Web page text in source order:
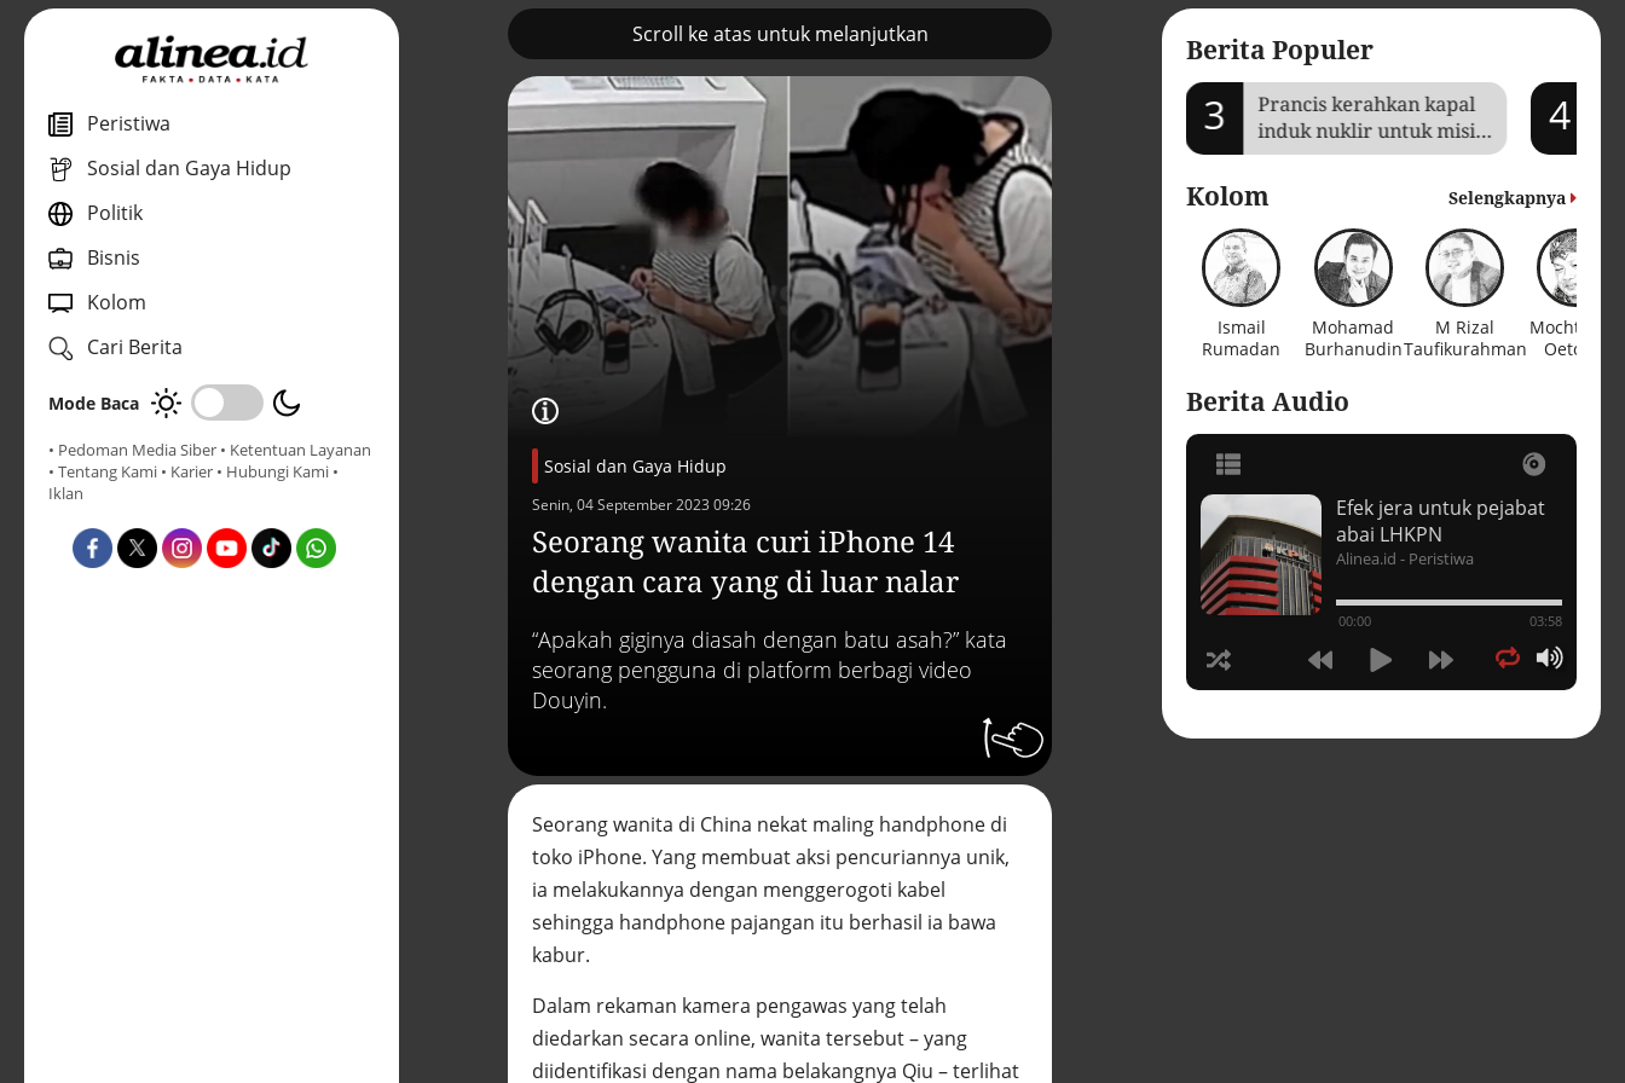
Peristiwa
Sosial dan Gaya Hidup
Politik
Bisnis
Kolom
Cari Berita
Mode Baca
• Pedoman Media Siber • Ketentuan Layanan
• Tentang Kami • Karier • Hubungi Kami •
Iklan
Scroll ke atas untuk melanjutkan
Sosial dan Gaya Hidup
Senin, 04 September 2023 09:26
Seorang wanita curi iPhone 14
dengan cara yang di luar nalar
“Apakah giginya diasah dengan batu asah?” kata
seorang pengguna di platform berbagi video
Douyin.
Seorang wanita di China nekat maling handphone di
toko iPhone. Yang membuat aksi pencuriannya unik,
ia melakukannya dengan menggerogoti kabel
sehingga handphone pajangan itu berhasil ia bawa
kabur.
Dalam rekaman kamera pengawas yang telah
diedarkan secara online, wanita tersebut – yang
diidentifikasi dengan nama belakangnya Qiu – terlihat
Berita Populer
1
Pemulihan ekonomi Aceh
terus diakselerasi
2
Tambahan TKD
menggerakkan 42
kegiatan di
Lhokseumawe
3
Prancis kerahkan kapal
induk nuklir untuk misi
Selat Hormuz
4
Kolom Selengkapnya
Ismail
Rumadan
Mohamad
Burhanudin
M Rizal
Taufikurahman
Mochtar W.
Oetomo
Berita Audio
abai LHKPN
Alinea.id - Peristiwa
ditemukan di arsip rahasia
Vatikan, ada prediksi tahun
Kiamat
Akar persoalan
berulangnya kekerasan
terhadap PMI di Malaysia
Alinea.id - Peristiwa
DPR minta penerbitan
diproses hukum
Mungkinkah duet Anies-
2029?
Alinea.id - Politik
Efek jera untuk pejabat
abai LHKPN
Alinea.id - Peristiwa
00:00 03:58